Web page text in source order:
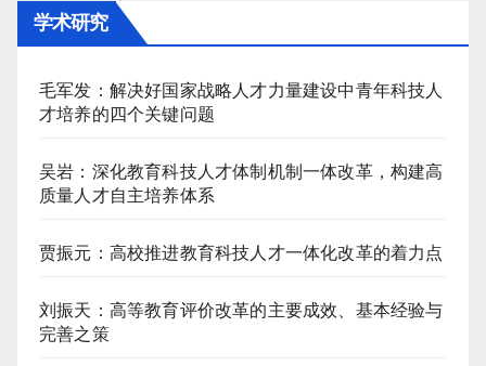
学术研究
毛军发：解决好国家战略人才力量建设中青年科技人
才培养的四个关键问题
吴岩：深化教育科技人才体制机制一体改革，构建高
质量人才自主培养体系
贾振元：高校推进教育科技人才一体化改革的着力点
刘振天：高等教育评价改革的主要成效、基本经验与
完善之策